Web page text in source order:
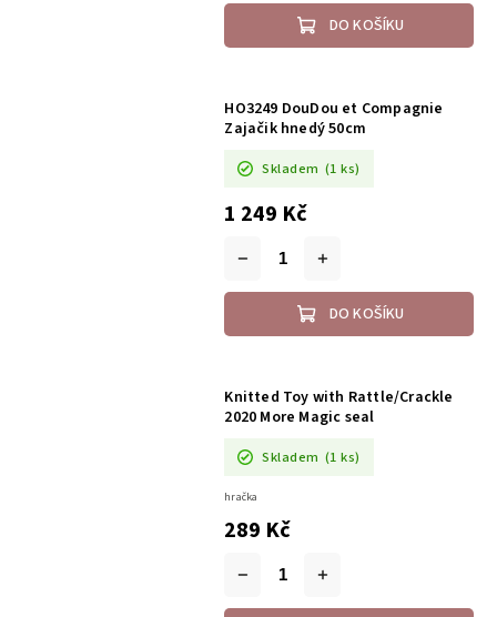
DO KOŠÍKU
HO3249 DouDou et Compagnie
Zajačik hnedý 50cm
Skladem (1 ks)
1 249 Kč
DO KOŠÍKU
Knitted Toy with Rattle/Crackle
2020 More Magic seal
Skladem (1 ks)
289 Kč
hračka